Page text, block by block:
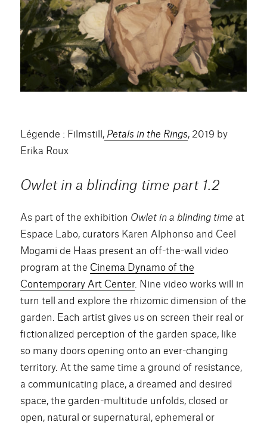
Légende : Filmstill, Petals in the Rings , 2019 by
Erika Roux
Owlet in a blinding time part 1.2
As part of the exhibition Owlet in a blinding time at
Espace Labo, curators Karen Alphonso and Ceel
Mogami de Haas present an off-the-wall video
program at the Cinema Dynamo of the
Contemporary Art Center. Nine video works will in
turn tell and explore the rhizomic dimension of the
garden. Each artist gives us on screen their real or
fictionalized perception of the garden space, like
so many doors opening onto an ever-changing
territory. At the same time a ground of resistance,
a communicating place, a dreamed and desired
space, the garden-multitude unfolds, closed or
open, natural or supernatural, ephemeral or